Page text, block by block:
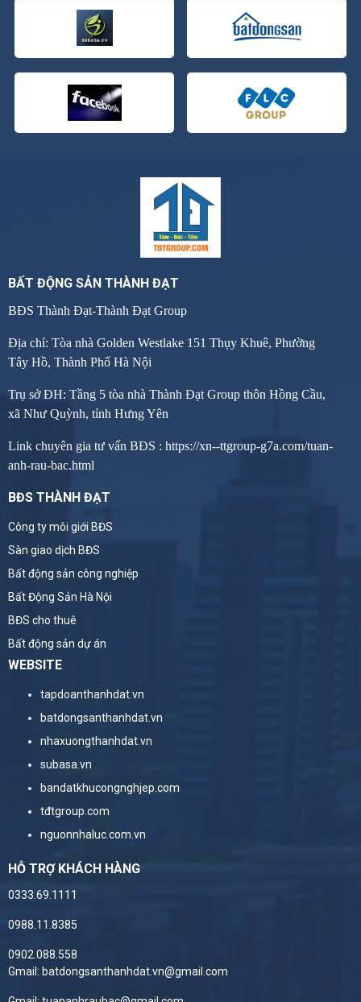
BẤT ĐỘNG SẢN THÀNH ĐẠT
BĐS Thành Đạt-Thành Đạt Group
Địa chỉ: Tòa nhà Golden Westlake 151 Thụy Khuê, Phường
Tây Hồ, Thành Phố Hà Nội
Trụ sở ĐH: Tầng 5 tòa nhà Thành Đạt Group thôn Hồng Cầu,
xã Như Quỳnh, tỉnh Hưng Yên
Link chuyên gia tư vấn BĐS : https://xn--ttgroup-g7a.com/tuan-
anh-rau-bac.html
BĐS THÀNH ĐẠT
Công ty môi giới BĐS
Sàn giao dịch BĐS
Bất động sản công nghiệp
Bất Động Sản Hà Nội
BĐS cho thuê
Bất động sản dự án
WEBSITE
tapdoanthanhdat.vn
batdongsanthanhdat.vn
nhaxuongthanhdat.vn
subasa.vn
bandatkhucongnghjep.com
tđtgroup.com
nguonnhaluc.com.vn
HỖ TRỢ KHÁCH HÀNG
0333.69.1111
0988.11.8385
0902.088.558
Gmail: batdongsanthanhdat.vn@gmail.com